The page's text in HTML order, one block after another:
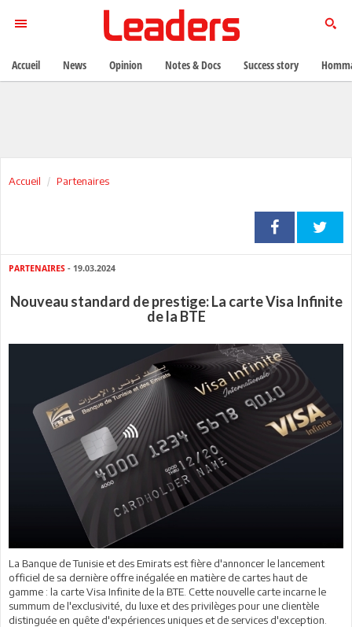
Accueil Partenaires
PARTENAIRES - 19.03.2024
Nouveau standard de prestige: La carte Visa Infinite
de la BTE
La Banque de Tunisie et des Emirats est fière d'annoncer le lancement
officiel de sa dernière offre inégalée en matière de cartes haut de
gamme : la carte Visa Infinite de la BTE. Cette nouvelle carte incarne le
summum de l'exclusivité, du luxe et des privilèges pour une clientèle
distinguée en quête d'expériences uniques et de services d'exception.
Accueil News Opinion Notes & Docs Success story